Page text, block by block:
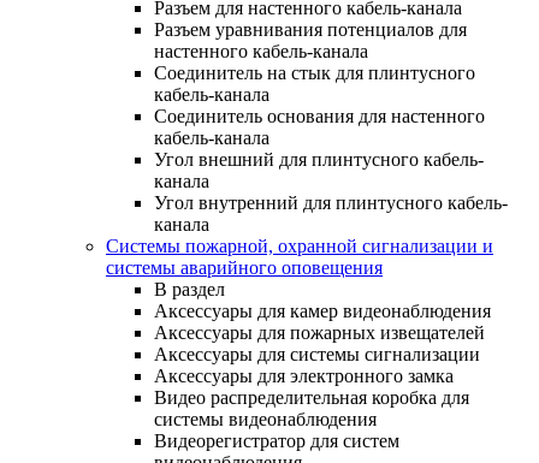
Разъем для настенного кабель-канала
Разъем уравнивания потенциалов для
настенного кабель-канала
Соединитель на стык для плинтусного
кабель-канала
Соединитель основания для настенного
кабель-канала
Угол внешний для плинтусного кабель-
канала
Угол внутренний для плинтусного кабель-
канала
Системы пожарной, охранной сигнализации и
системы аварийного оповещения
В раздел
Аксессуары для камер видеонаблюдения
Аксессуары для пожарных извещателей
Аксессуары для системы сигнализации
Аксессуары для электронного замка
Видео распределительная коробка для
системы видеонаблюдения
Видеорегистратор для систем